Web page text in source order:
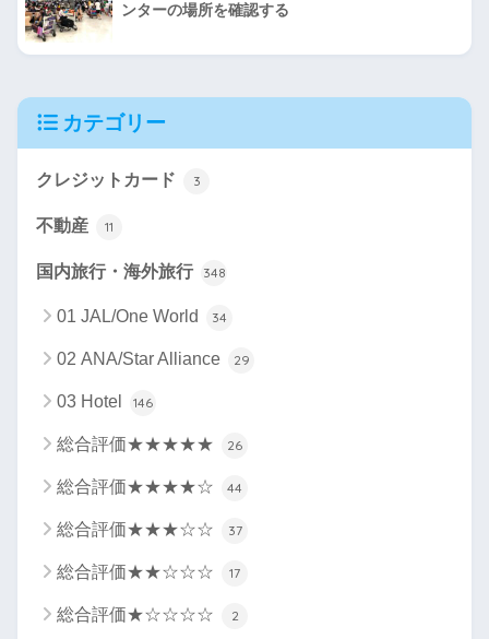
ンターの場所を確認する
カテゴリー
クレジットカード 3
不動産 11
国内旅行・海外旅行 348
01 JAL/One World 34
02 ANA/Star Alliance 29
03 Hotel 146
総合評価★★★★★ 26
総合評価★★★★☆ 44
総合評価★★★☆☆ 37
総合評価★★☆☆☆ 17
総合評価★☆☆☆☆ 2